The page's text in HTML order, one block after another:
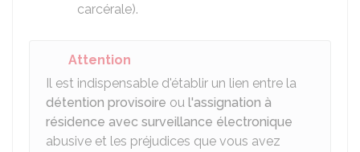
carcérale).
Attention
Il est indispensable d'établir un lien entre la
détention provisoire ou l'assignation à
résidence avec surveillance électronique
abusive et les préjudices que vous avez